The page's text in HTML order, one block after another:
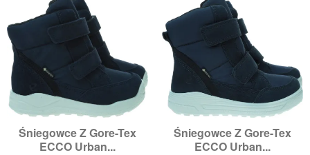
Śniegowce Z Gore-Tex
ECCO Urban...
Śniegowce Z Gore-Tex
ECCO Urban...